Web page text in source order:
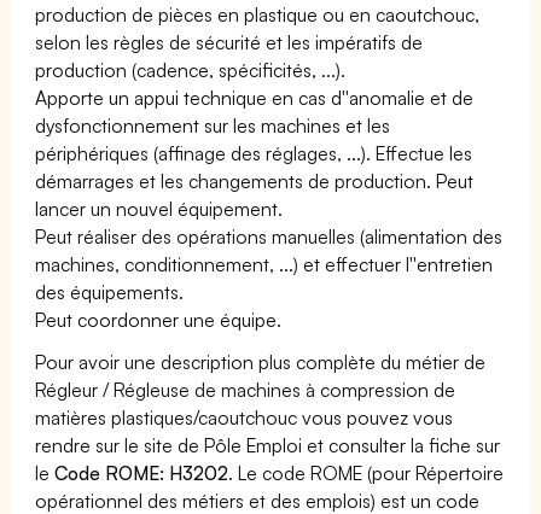
production de pièces en plastique ou en caoutchouc,
selon les règles de sécurité et les impératifs de
production (cadence, spécificités, ...).
Apporte un appui technique en cas d''anomalie et de
dysfonctionnement sur les machines et les
périphériques (affinage des réglages, ...). Effectue les
démarrages et les changements de production. Peut
lancer un nouvel équipement.
Peut réaliser des opérations manuelles (alimentation des
machines, conditionnement, ...) et effectuer l''entretien
des équipements.
Peut coordonner une équipe.
Pour avoir une description plus complète du métier de
Régleur / Régleuse de machines à compression de
matières plastiques/caoutchouc vous pouvez vous
rendre sur le site de Pôle Emploi et consulter la fiche sur
leCode ROME: H3202. Le code ROME (pour Répertoire
opérationnel des métiers et des emplois) est un code